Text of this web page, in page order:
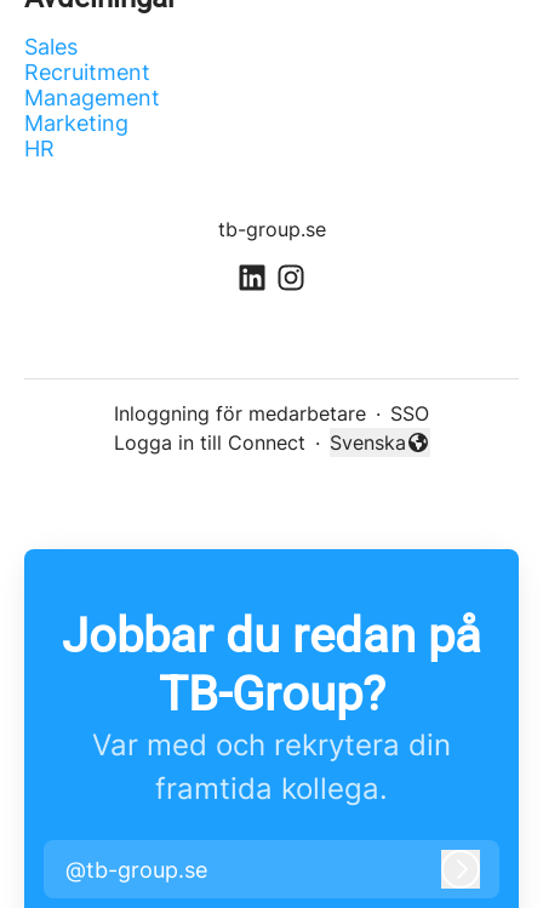
Sales
Recruitment
Management
Marketing
HR
tb-group.se
Inloggning för medarbetare · SSO
Logga in till Connect ·
Byt språk
Svenska
Jobbar du redan på
TB-Group?
Var med och rekrytera din
framtida kollega.
@tb-group.se